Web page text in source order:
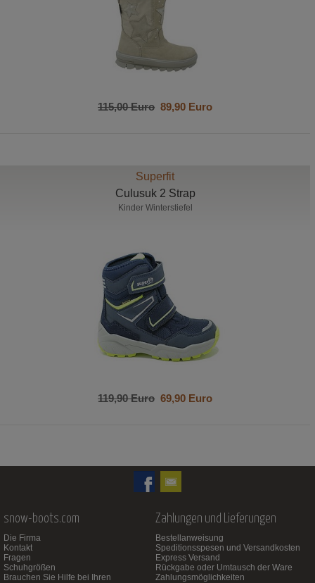
115,00 Euro 89,90 Euro
Superfit
Culusuk 2 Strap
Kinder Winterstiefel
119,90 Euro 69,90 Euro
snow-boots.com
Die Firma
Kontakt
Fragen
Schuhgrößen
Brauchen Sie Hilfe bei Ihren
Zahlungen und Lieferungen
Bestellanweisung
Speditionsspesen und Versandkosten
Express Versand
Rückgabe oder Umtausch der Ware
Zahlungsmöglichkeiten